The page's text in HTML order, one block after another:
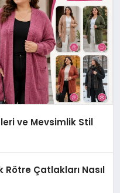
ve Mevsimlik Stil
Çatlakları Nasıl